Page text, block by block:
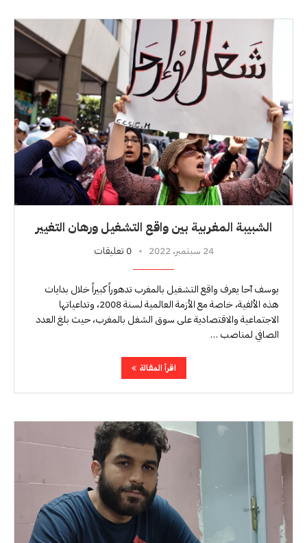
الشبيبة المغربية بين واقع التشغيل ورهان التغيير
24 سبتمبر، 2022 0 تعليقات
يوسف آحا يعرف واقع التشغيل بالمغرب تدهوراً كبيراً خلال بدايات
هذه الألفية، خاصة مع الأزمة العالمية لسنة 2008، وتداعياتها
الاجتماعية والاقتصادية على سوق الشغل بالمغرب، حيث بلغ العدد
الصافي لمناصب …
اقرأ المقالة